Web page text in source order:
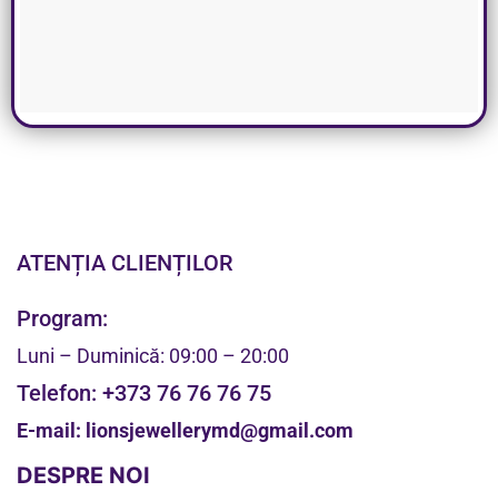
ATENȚIA CLIENȚILOR
Program:
Luni – Duminică: 09:00 – 20:00
Telefon: +373 76 76 76 75
E-mail: lionsjewellerymd@gmail.com
DESPRE NOI